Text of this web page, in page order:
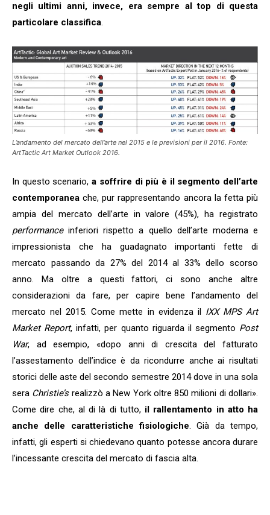
negli ultimi anni, invece, era sempre al top di questa
particolare classifica.
L’andamento del mercato dell’arte nel 2015 e le previsioni per il 2016. Fonte:
ArtTactic Art Market Outlook 2016.
In questo scenario,a soffrire di più è il segmento dell’arte
contemporanea che, pur rappresentando ancora la fetta più
ampia del mercato dell’arte in valore (45%), ha registrato
performanceinferiori rispetto a quello dell’arte moderna e
impressionista che ha guadagnato importanti fette di
mercato passando da 27% del 2014 al 33% dello scorso
anno. Ma oltre a questi fattori, ci sono anche altre
considerazioni da fare, per capire bene l’andamento del
mercato nel 2015. Come mette in evidenza ilIXX MPS Art
Market Report, infatti, per quanto riguarda il segmento Post
War, ad esempio, «dopo anni di crescita del fatturato
l’assestamento dell’indice è da ricondurre anche ai risultati
storici delle aste del secondo semestre 2014 dove in una sola
sera Christie’srealizzò a New York oltre 850 milioni di dollari».
Come dire che, al di là di tutto, il rallentamento in atto ha
anche delle caratteristiche fisiologiche . Già da tempo,
infatti, gli esperti si chiedevano quanto potesse ancora durare
l’incessante crescita del mercato di fascia alta.